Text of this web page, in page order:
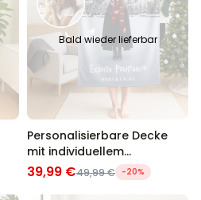
Bald wieder lieferbar
Personalisierbare Decke
mit individuellem
Zauberdesign
39,99 €49,99 € -20%